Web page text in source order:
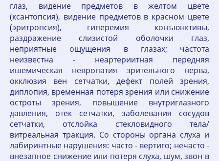
глаз, видение предметов в желтом цвете
(ксантопсия), видение предметов в красном цвете
(эритропсия), гиперемия конъюнктивы,
раздражение слизистой оболочки глаз,
неприятные ощущения в глазах; частота
неизвестна - неартериитная передняя
ишемическая невропатия зрительного нерва,
окклюзия вен сетчатки, дефект полей зрения,
диплопия, временная потеря зрения или снижение
остроты зрения, повышение внутриглазного
давления, отек сетчатки, заболевания сосудов
сетчатки, отслойка стекловидного тела/
витреальная тракция. Со стороны органа слуха и
лабиринтные нарушения: часто - вертиго; нечасто -
внезапное снижение или потеря слуха, шум, звон в